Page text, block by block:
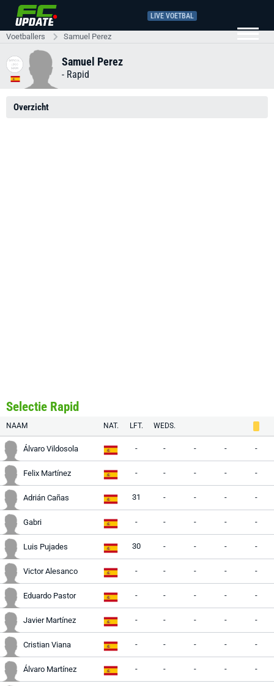
LIVE VOETBAL
Voetballers Samuel Perez
Samuel Perez
- Rapid
Overzicht
Selectie Rapid
NAAM NAT. LFT. WEDS.
Álvaro Vildosola - - - - -
Felix Martínez - - - - -
Adrián Cañas 31 - - - -
Gabri - - - - -
Luis Pujades 30 - - - -
Victor Alesanco - - - - -
Eduardo Pastor - - - - -
Javier Martínez - - - - -
Cristian Viana - - - - -
Álvaro Martínez - - - - -